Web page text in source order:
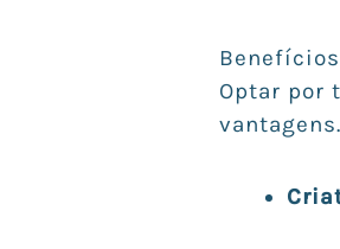
Optar por